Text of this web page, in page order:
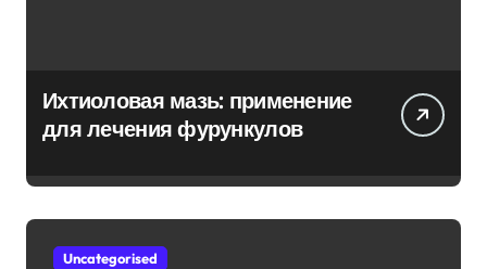
Ихтиоловая мазь: применение
для лечения фурункулов
Uncategorised